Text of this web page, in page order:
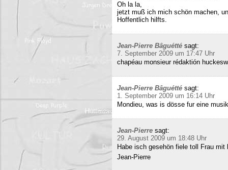
Oh la la,
jetzt muß ich mich schön machen,
Hoffentlich hilfts.
Jean-Pierre Bâguétté sagt:
7. September 2009 um 17:47 Uhr
chapéau monsieur rédaktión
Jean-Pierre Bâguétté sagt:
1. September 2009 um 16:14 Uhr
Mondieu, was is dösse fur eine
Jean-Pierre sagt:
29. August 2009 um 18:48 Uhr
Habe isch gesehön fiele toll Frau
Jean-Pierre